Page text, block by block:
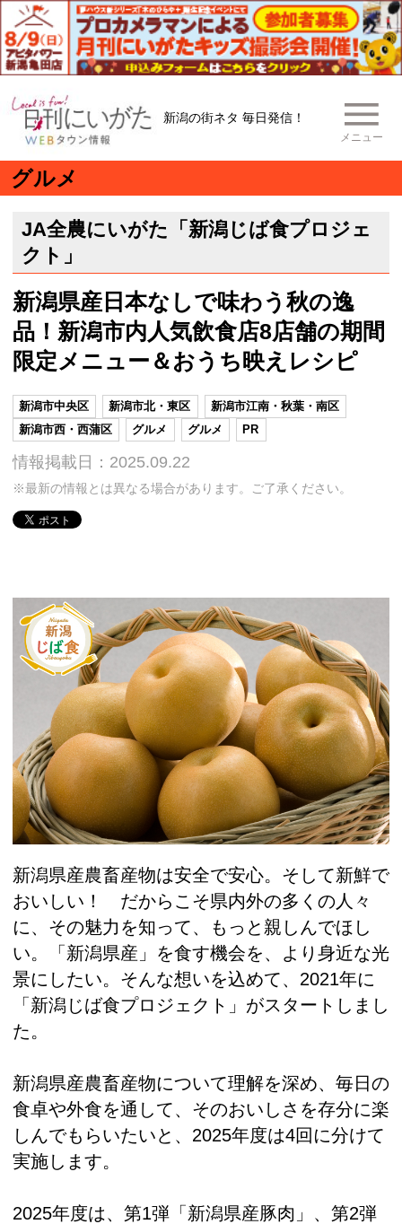
新潟の街ネタ 毎日発信！
メニュー
グルメ
JA全農にいがた「新潟じば食プロジェ
クト」
新潟県産日本なしで味わう秋の逸
品！新潟市内人気飲食店8店舗の期間
限定メニュー＆おうち映えレシピ
新潟市中央区 新潟市北・東区
新潟市江南・秋葉・南区
新潟市西・西蒲区
グルメ グルメ PR
情報掲載日：2025.09.22
※最新の情報とは異なる場合があります。ご了承ください。
新潟県産農畜産物は安全で安心。そして新鮮で
おいしい！ だからこそ県内外の多くの人々
に、その魅力を知って、もっと親しんでほし
い。「新潟県産」を食す機会を、より身近な光
景にしたい。そんな想いを込めて、2021年に
「新潟じば食プロジェクト」がスタートしまし
た。
新潟県産農畜産物について理解を深め、毎日の
食卓や外食を通して、そのおいしさを存分に楽
しんでもらいたいと、2025年度は4回に分けて
実施します。
2025年度は、第1弾「新潟県産豚肉」、第2弾